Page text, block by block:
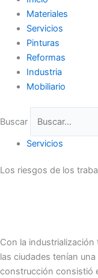
Materiales
Servicios
Pinturas
Reformas
Industria
Mobiliario
Buscar
Servicios
Los riesgos de los
Con la
las ciudades tenían
construcción consistió